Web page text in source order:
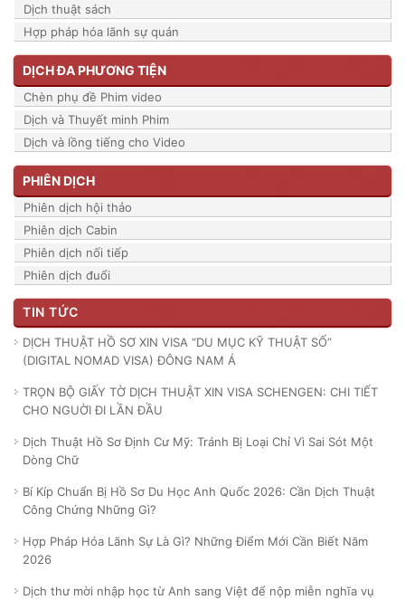
Dịch thuật sách
Hợp pháp hóa lãnh sự quán
DỊCH ĐA PHƯƠNG TIỆN
Chèn phụ đề Phim video
Dịch và Thuyết minh Phim
Dịch và lồng tiếng cho Video
PHIÊN DỊCH
Phiên dịch hội thảo
Phiên dịch Cabin
Phiên dịch nối tiếp
Phiên dịch đuổi
TIN TỨC
DỊCH THUẬT HỒ SƠ XIN VISA “DU MỤC KỸ THUẬT SỐ”
(DIGITAL NOMAD VISA) ĐÔNG NAM Á
TRỌN BỘ GIẤY TỜ DỊCH THUẬT XIN VISA SCHENGEN: CHI TIẾT
CHO NGUỜI ĐI LẦN ĐẦU
Dịch Thuật Hồ Sơ Định Cư Mỹ: Tránh Bị Loại Chỉ Vì Sai Sót Một
Dòng Chữ
Bí Kíp Chuẩn Bị Hồ Sơ Du Học Anh Quốc 2026: Cần Dịch Thuật
Công Chứng Những Gì?
Hợp Pháp Hóa Lãnh Sự Là Gì? Những Điểm Mới Cần Biết Năm
2026
Dịch thư mời nhập học từ Anh sang Việt để nộp miễn nghĩa vụ